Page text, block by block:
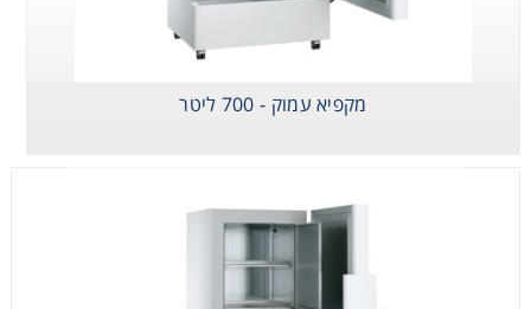
מקפיא עמוק - 700 ליטר